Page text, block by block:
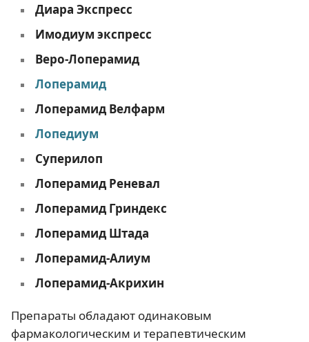
Диара Экспресс
Имодиум экспресс
Веро-Лоперамид
Лоперамид
Лоперамид Велфарм
Лопедиум
Суперилоп
Лоперамид Реневал
Лоперамид Гриндекс
Лоперамид Штада
Лоперамид-Алиум
Лоперамид-Акрихин
Препараты обладают одинаковым
фармакологическим и терапевтическим